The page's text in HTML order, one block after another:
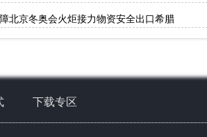
北京冬奥会火炬接力物资安全出口希腊
下载专区